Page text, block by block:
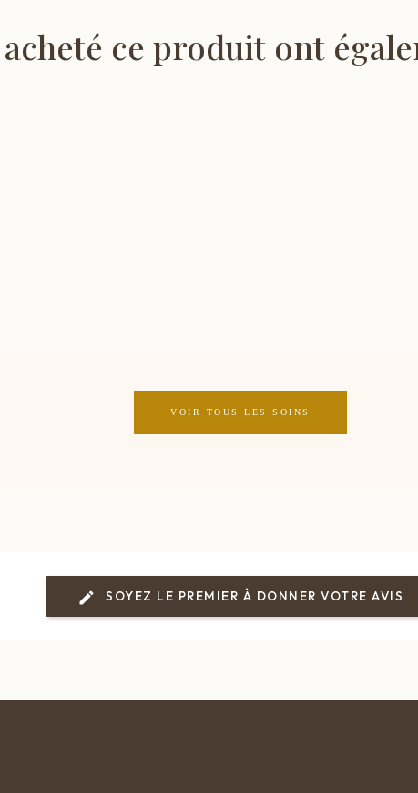
ce produit ont
VOIR TOUS LES SOINS
SOYEZ LE PREMIER À DONNER VOTRE AVIS